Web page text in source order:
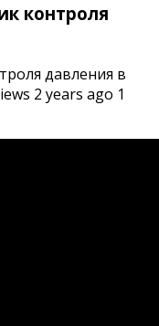
контроля
давления в
2 years ago 1